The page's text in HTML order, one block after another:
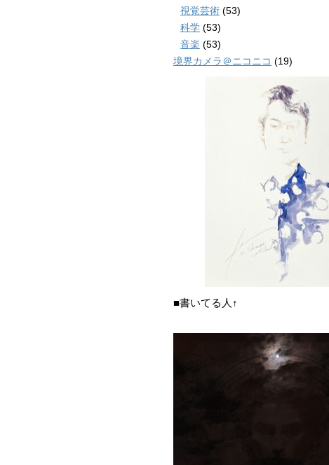
視覚芸術 (53)
科学 (53)
音楽 (53)
境界カメラ＠ニコニコ (19)
■書いてる人↑